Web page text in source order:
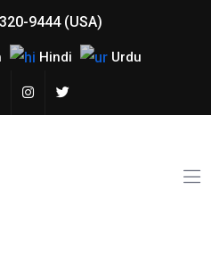
9444 (USA)
Hindi Urdu